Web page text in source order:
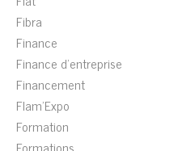
Fibra
Finance
Finance d'entreprise
Financement
Flam'Expo
Formation